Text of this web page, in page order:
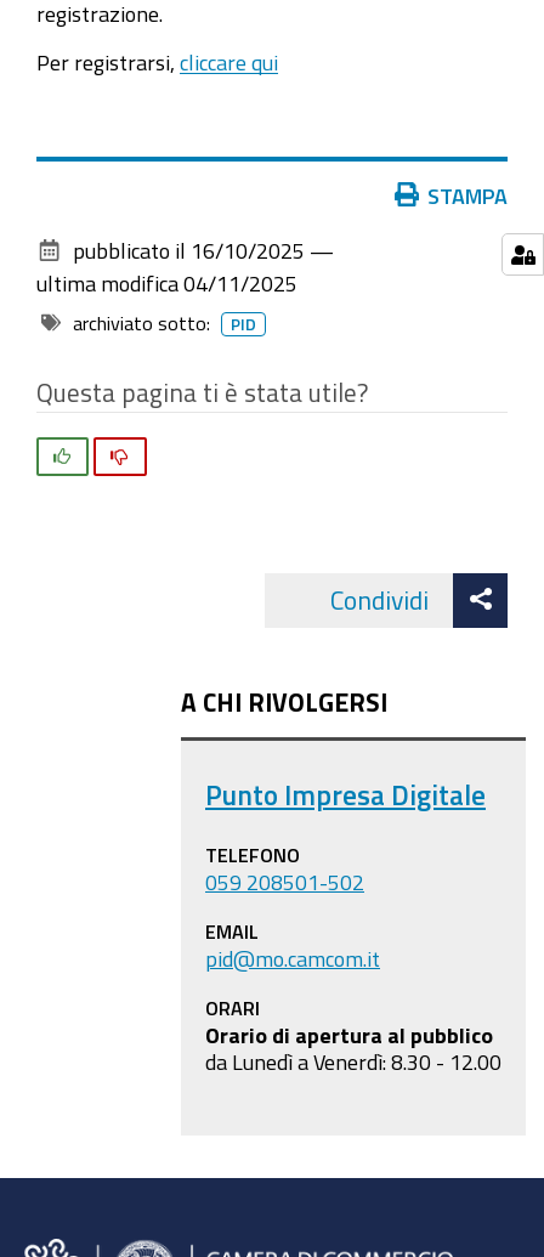
registrazione.
Per registrarsi, cliccare qui
documento
STAMPA
pubblicato il 16/10/2025 —
ultima modifica 04/11/2025
archiviato sotto: PID
Questa pagina ti è stata utile?
Condividi
A CHI RIVOLGERSI
Punto Impresa Digitale
TELEFONO
059 208501-502
EMAIL
pid@mo.camcom.it
ORARI
Orario di apertura al pubblico
da Lunedì a Venerdì: 8.30 - 12.00